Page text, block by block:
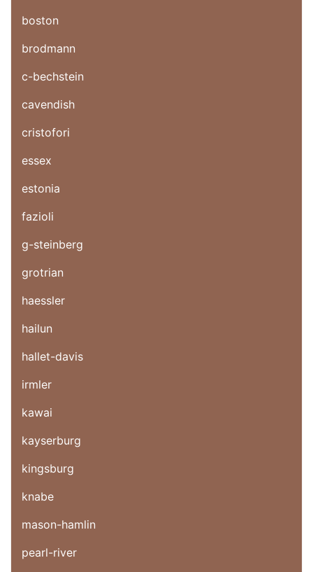
boston
brodmann
c-bechstein
cavendish
cristofori
essex
estonia
fazioli
g-steinberg
grotrian
haessler
hailun
hallet-davis
irmler
kawai
kayserburg
kingsburg
knabe
mason-hamlin
pearl-river